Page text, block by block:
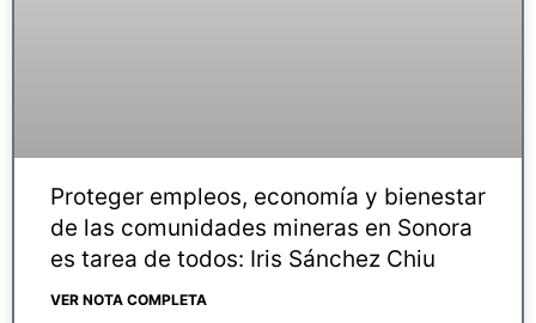
Proteger empleos, economía y bienestar
de las comunidades mineras en Sonora
es tarea de todos: Iris Sánchez Chiu
VER NOTA COMPLETA